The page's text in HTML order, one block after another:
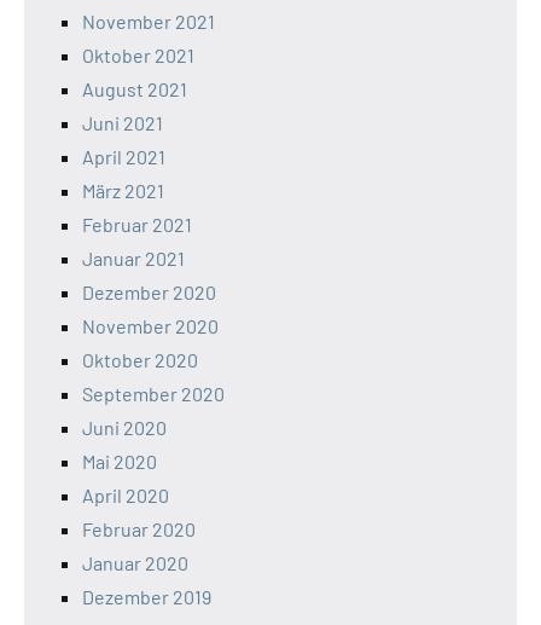
November 2021
Oktober 2021
August 2021
Juni 2021
April 2021
März 2021
Februar 2021
Januar 2021
Dezember 2020
November 2020
Oktober 2020
September 2020
Juni 2020
Mai 2020
April 2020
Februar 2020
Januar 2020
Dezember 2019